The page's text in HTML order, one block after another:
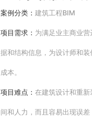
案例分类：建筑工程BIM
项目需求： 为满足业主商业
据和结构信息，为设计师和
成本。
项目难点：在建筑设计和重
间和人力，而且容易出现误